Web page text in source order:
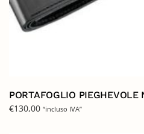
PORTAFOGLIO PIEGHEVOLE
€130,00 “incluso IVA”